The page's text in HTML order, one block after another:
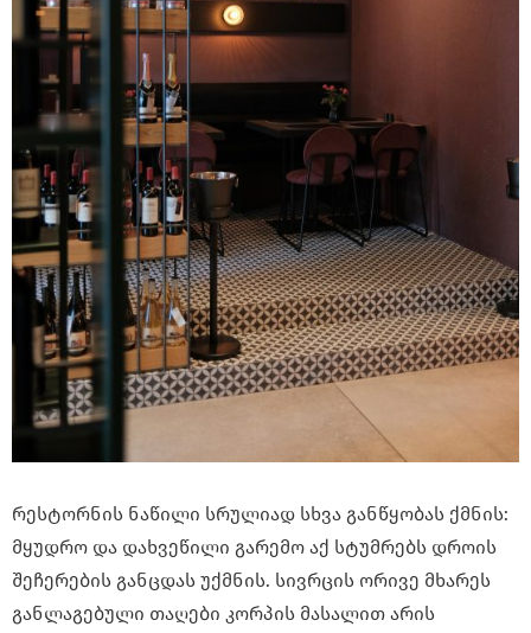
რესტორნის ნაწილი სრულიად სხვა განწყობას ქმნის:
მყუდრო და დახვეწილი გარემო აქ სტუმრებს დროის
შეჩერების განცდას უქმნის. სივრცის ორივე მხარეს
განლაგებული თაღები კორპის მასალით არის